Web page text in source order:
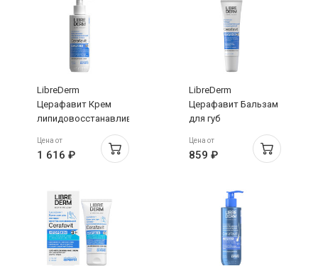
LibreDerm
Церафавит Крем
липидовосстанавливающий
пребиотиком 0+
200мл
Цена от
1 616 ₽
LibreDerm
Церафавит Бальзам
для губ
липидовосстанавливающий
с церамидами и
витамином F 12мл
Цена от
859 ₽